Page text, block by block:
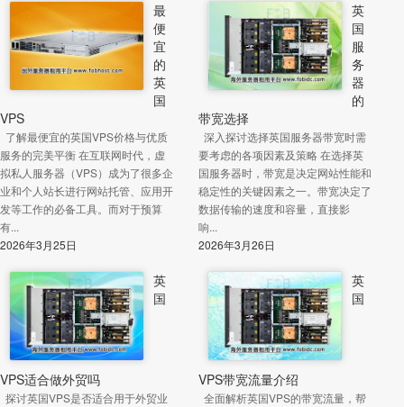
最
便
宜
的
英
国
VPS
了解最便宜的英国VPS价格与优质
服务的完美平衡 在互联网时代，虚
拟私人服务器（VPS）成为了很多企
业和个人站长进行网站托管、应用开
发等工作的必备工具。而对于预算
有...
2026年3月25日
英
国
服
务
器
的
带宽选择
深入探讨选择英国服务器带宽时需
要考虑的各项因素及策略 在选择英
国服务器时，带宽是决定网站性能和
稳定性的关键因素之一。带宽决定了
数据传输的速度和容量，直接影
响...
2026年3月26日
英
国
VPS适合做外贸吗
探讨英国VPS是否适合用于外贸业
英
国
VPS带宽流量介绍
全面解析英国VPS的带宽流量，帮